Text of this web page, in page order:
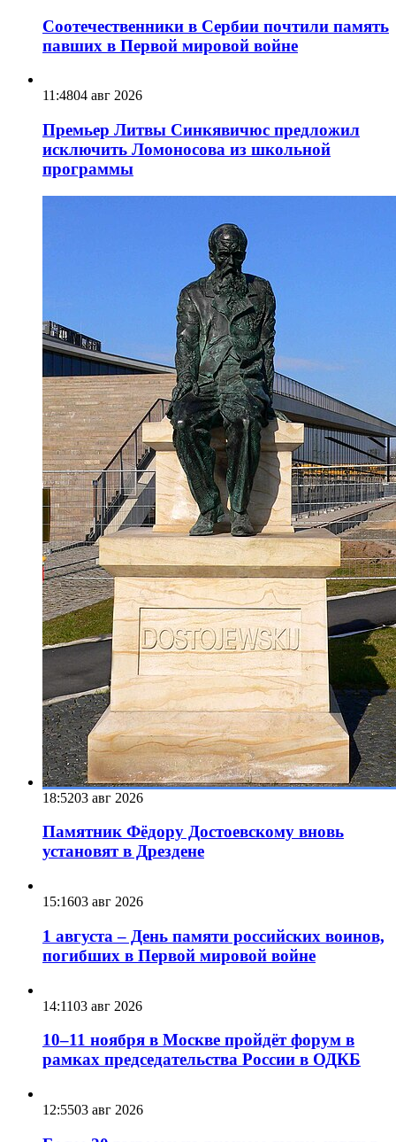
Соотечественники в Сербии почтили память
павших в Первой мировой войне
11:4804 авг 2026
Премьер Литвы Синкявичюс предложил
исключить Ломоносова из школьной
программы
18:5203 авг 2026
Памятник Фёдору Достоевскому вновь
установят в Дрездене
15:1603 авг 2026
1 августа – День памяти российских воинов,
погибших в Первой мировой войне
14:1103 авг 2026
10–11 ноября в Москве пройдёт форум в
рамках председательства России в ОДКБ
12:5503 авг 2026